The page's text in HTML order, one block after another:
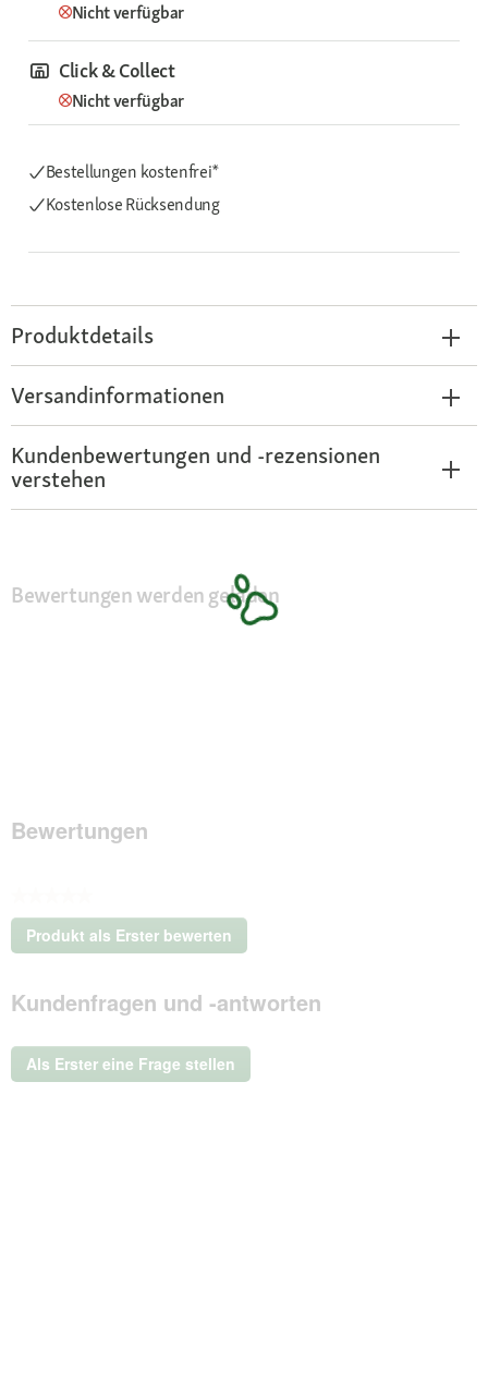
Nicht verfügbar
Click & Collect
Nicht verfügbar
Bestellungen kostenfrei*
Kostenlose Rücksendung
Produktdetails
Versandinformationen
Kundenbewertungen und -rezensionen
verstehen
Bewertungen werden geladen
Bewertungen
Kein
Beurteilungswert
Produkt als Erster bewerten
.
dieser
Aktion
ein
modales
Kundenfragen und -antworten
Als Erster eine Frage stellen